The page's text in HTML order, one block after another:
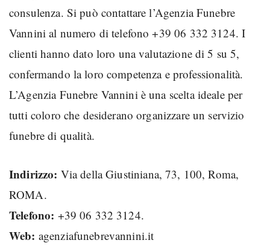
consulenza. Si può contattare l’Agenzia Funebre
Vannini al numero di telefono +39 06 332 3124. I
clienti hanno dato loro una valutazione di 5 su 5,
confermando la loro competenza e professionalità.
L’Agenzia Funebre Vannini è una scelta ideale per
tutti coloro che desiderano organizzare un servizio
funebre di qualità.
Indirizzo: Via della Giustiniana, 73, 100, Roma,
ROMA.
Telefono: +39 06 332 3124.
Web: agenziafunebrevannini.it